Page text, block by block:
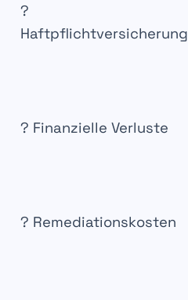
?
Haftpflichtversicherung
? Finanzielle Verluste
?️ Remediationskosten